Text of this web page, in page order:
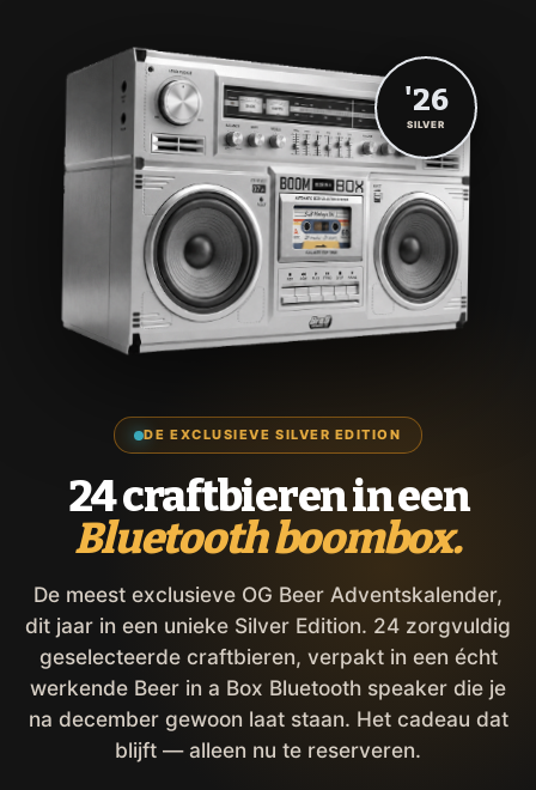
DE EXCLUSIEVE SILVER EDITION
24 craftbieren in een
Bluetooth boombox.
De meest exclusieve OG Beer Adventskalender,
dit jaar in een unieke Silver Edition. 24 zorgvuldig
geselecteerde craftbieren, verpakt in een écht
werkende Beer in a Box Bluetooth speaker die je
na december gewoon laat staan. Het cadeau dat
blijft — alleen nu te reserveren.
'26
SILVER